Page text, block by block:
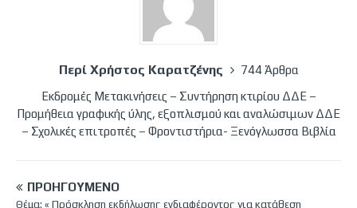
Περί Χρήστος Καρατζένης
744 Άρθρα
Εκδρομές Μετακινήσεις – Συντήρηση κτιρίου ΔΔΕ –
Προμήθεια γραφικής ύλης, εξοπλισμού και αναλώσιμων ΔΔΕ
– Σχολικές επιτροπές – Φροντιστήρια- Ξενόγλωσσα Βιβλία
ΠΡΟΗΓΟΎΜΕΝΟ
Θέμα: « Πρόσκληση εκδήλωσης ενδιαφέροντος για κατάθεση